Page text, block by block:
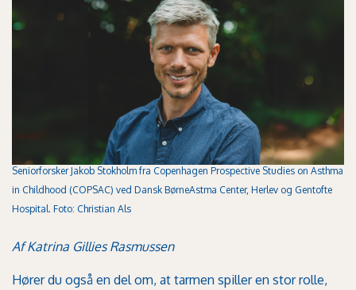
Seniorforsker Jakob Stokholm fra Copenhagen Prospective Studies on Asthma
in Childhood (COPSAC) ved Dansk BørneAstma Center, Herlev og Gentofte
Hospital. Foto: Christian Als
Af Katrina Gillies Rasmussen
Hører du også en del om, at tarmen spiller en stor rolle,